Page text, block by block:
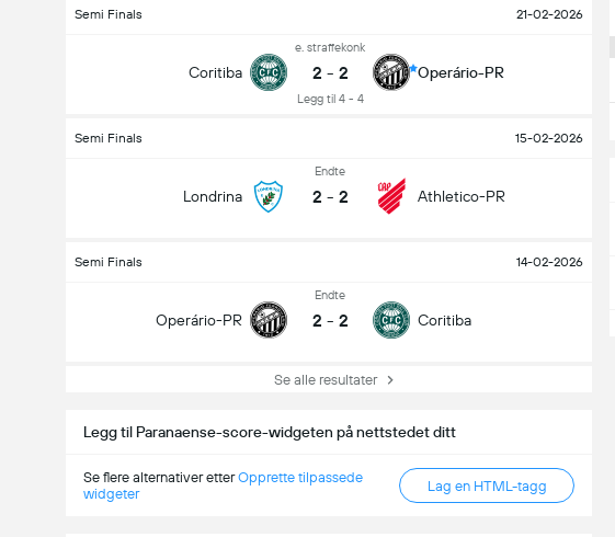
Semi Finals 21-02-2026
Coritiba
e. straffekonk
2 - 2
Legg til 4 - 4
Operário-PR
Semi Finals 15-02-2026
Londrina
Endte
2 - 2 Athletico-PR
Semi Finals 14-02-2026
Operário-PR
Endte
2 - 2 Coritiba
Se alle resultater
Legg til Paranaense-score-widgeten på nettstedet ditt
Se flere alternativer etterOpprette tilpassede
widgeter
Lag en HTML-tagg